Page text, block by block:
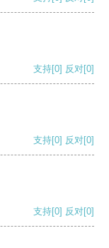
支持[0] 反对[0]
支持[0] 反对[0]
支持[0] 反对[0]